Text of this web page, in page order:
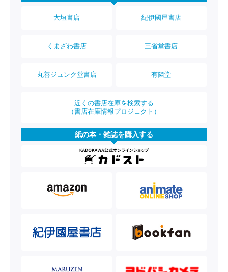
大垣書店 紀伊國屋書店
くまざわ書店 三省堂書店
丸善ジュンク堂書店 有隣堂
近くの書店在庫を検索する
（書店在庫情報プロジェクト）
紙の本・雑誌を購入する